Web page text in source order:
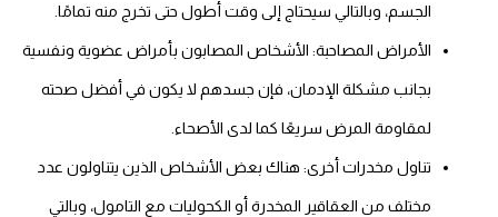
الجسم، وبالتالي سيحتاج إلى وقت أطول حتى تخرج منه تمامًا.
الأمراض المصاحبة: الأشخاص المصابون بأمراض عضوية ونفسية
بجانب مشكلة الإدمان، فإن جسدهم لا يكون في أفضل صحته
لمقاومة المرض سريعًا كما لدى الأصحاء.
تناول مخدرات أخرى: هناك بعض الأشخاص الذين يتناولون عدد
مختلف من العقاقير المخدرة أو الكحوليات مع التامول، وبالتي